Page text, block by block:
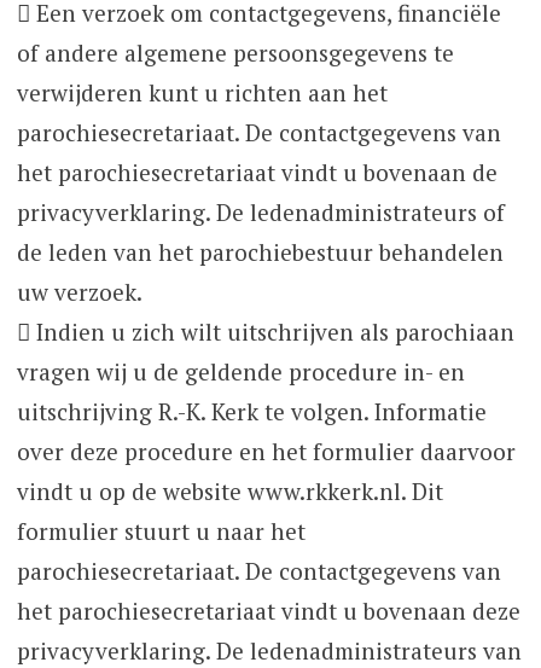
 Een verzoek om contactgegevens, financiële
of andere algemene persoonsgegevens te
verwijderen kunt u richten aan het
parochiesecretariaat. De contactgegevens van
het parochiesecretariaat vindt u bovenaan de
privacyverklaring. De ledenadministrateurs of
de leden van het parochiebestuur behandelen
uw verzoek.
 Indien u zich wilt uitschrijven als parochiaan
vragen wij u de geldende procedure in- en
uitschrijving R.-K. Kerk te volgen. Informatie
over deze procedure en het formulier daarvoor
vindt u op de website www.rkkerk.nl. Dit
formulier stuurt u naar het
parochiesecretariaat. De contactgegevens van
het parochiesecretariaat vindt u bovenaan deze
privacyverklaring. De ledenadministrateurs van